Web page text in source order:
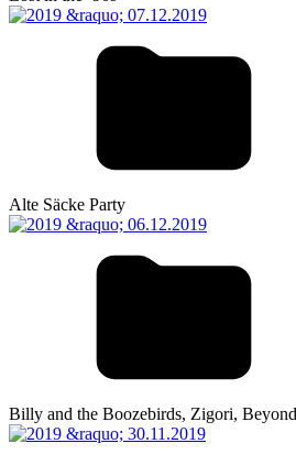
Alte Säcke Party
Billy and the Boozebirds, Zigori,